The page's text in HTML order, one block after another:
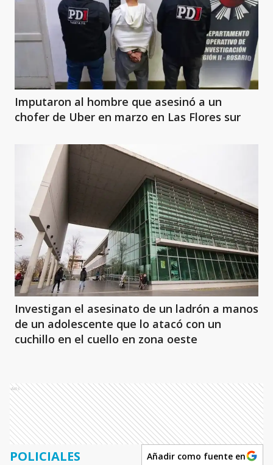
Imputaron al hombre que asesinó a un
chofer de Uber en marzo en Las Flores sur
Investigan el asesinato de un ladrón a manos
de un adolescente que lo atacó con un
cuchillo en el cuello en zona oeste
Ads
POLICIALES Añadir como fuente en